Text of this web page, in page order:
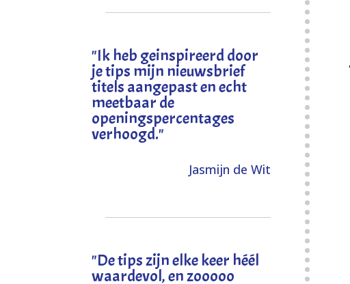
"Ik heb geinspireerd door
je tips mijn nieuwsbrief
titels aangepast en echt
meetbaar de
openingspercentages
verhoogd."
Jasmijn de Wit
"De tips zijn elke keer héél
waardevol, en zooooo